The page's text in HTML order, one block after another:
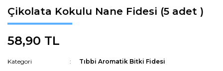
Çikolata Kokulu Nane Fidesi (5 adet )
58,90 TL
Kategori
Tıbbi Aromatik Bitki Fidesi